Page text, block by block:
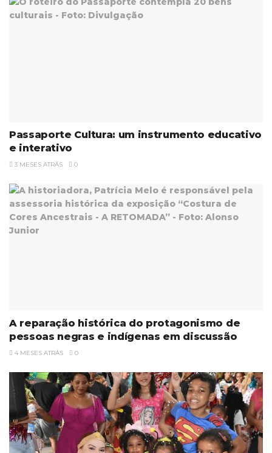
Passaporte Cultura: um instrumento educativo
e interativo
3 MESES ATRÁS 0
A reparação histórica do protagonismo de
pessoas negras e indígenas em discussão
4 MESES ATRÁS 0